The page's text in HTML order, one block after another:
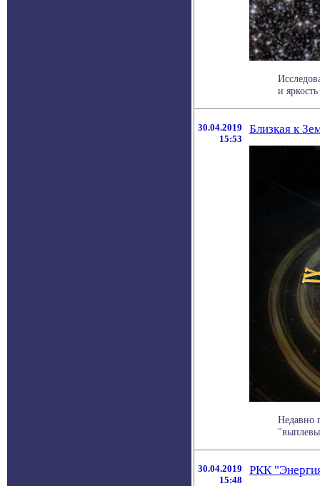
и
30.04.2019
15:53
Близкая к
Недавно
30.04.2019
15:48
РКК